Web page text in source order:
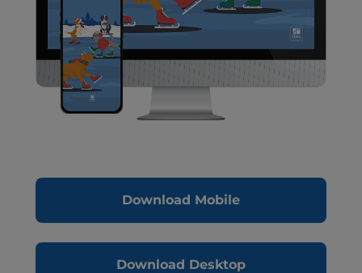
Download Mobile
Download Desktop